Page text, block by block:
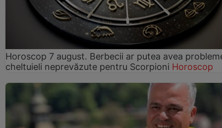
Horoscop 7 august. Berbecii ar putea avea
cheltuieli neprevăzute pentru Scorpioni Horoscop